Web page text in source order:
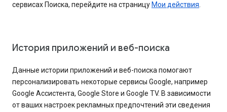
сервисах Поиска, перейдите на страницу Мои действия.
История приложений и веб-поиска
Данные истории приложений и веб-поиска помогают
персонализировать некоторые сервисы Google, например
Google Ассистента, Google Store и Google TV. В зависимости
от ваших настроек рекламных предпочтений эти сведения